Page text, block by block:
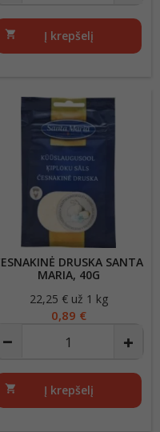
shopping_cart Į krepšelį
DRUSKA SANTA
MARIA, 40G
Kaina
22,25 € už 1 kg
0,89 €
shopping_cart Į krepšelį